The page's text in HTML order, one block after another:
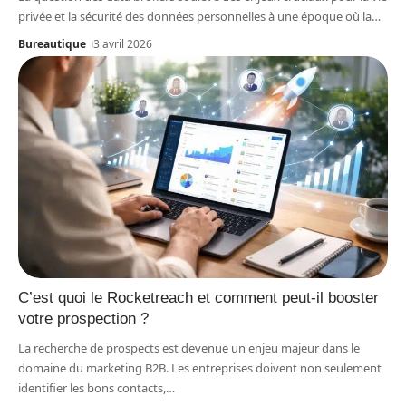
privée et la sécurité des données personnelles à une époque où la…
Bureautique 3 avril 2026
C’est quoi le Rocketreach et comment peut-il booster
votre prospection ?
La recherche de prospects est devenue un enjeu majeur dans le
domaine du marketing B2B. Les entreprises doivent non seulement
identifier les bons contacts,…